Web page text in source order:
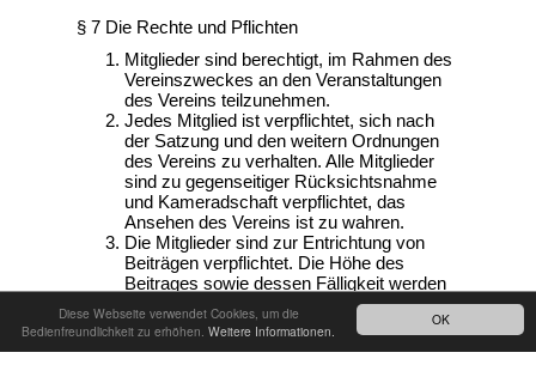
OK
Diese Webseite verwendet Cookies, um die
Bedienfreundlichkeit zu erhöhen. Weitere Informationen.
§ 7 Die Rechte und Pflichten
Mitglieder sind berechtigt, im Rahmen des
Vereinszweckes an den Veranstaltungen
des Vereins teilzunehmen.
Jedes Mitglied ist verpflichtet, sich nach
der Satzung und den weitern Ordnungen
des Vereins zu verhalten. Alle Mitglieder
sind zu gegenseitiger Rücksichtsnahme
und Kameradschaft verpflichtet, das
Ansehen des Vereins ist zu wahren.
Die Mitglieder sind zur Entrichtung von
Beiträgen verpflichtet. Die Höhe des
Beitrages sowie dessen Fälligkeit werden
von der Mitgliederversammlung bestimmt.
Nach oben